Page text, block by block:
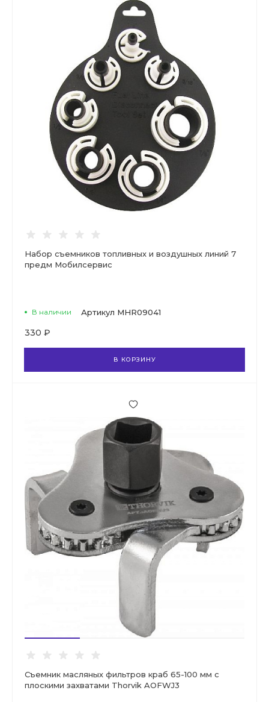
Набор съемников топливных и воздушных линий 7
предм Мобилсервис
В наличии Артикул MHR09041
330 ₽
В КОРЗИНУ
Съемник масляных фильтров краб 65-100 мм с
плоскими захватами Thorvik AOFWJ3